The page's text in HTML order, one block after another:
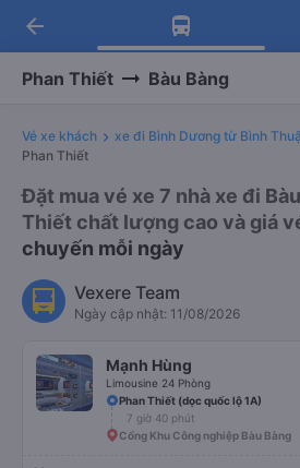
Tải app Vexere ngay!
Nhận ưu đãi thành viên
Tải app Vexere
-30k/ghế khi đặt vé máy
arrow_back
Phan Thiết Bàu Bàng
Vé xe khách xe đi Bình Dương từ Bình
Phan Thiết
Đặt mua vé xe 7 nhà xe đi
Thiết chất lượng cao và giá
chuyến mỗi ngày
Vexere Team
Ngày cập nhật: 11/08/2026
Mạnh Hùng
Limousine 24 Phòng
Phan Thiết (dọc quốc lộ 1A)
7 giờ 40 phút
Cổng Khu Công nghiệp Bàu Bàng